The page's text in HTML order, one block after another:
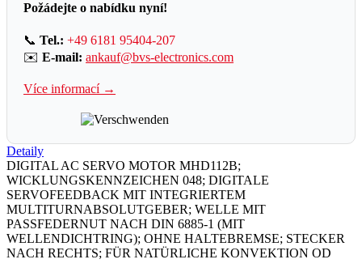
Požádejte o nabídku nyní!
📞 Tel.: +49 6181 95404-207
✉️ E-mail: ankauf@bvs-electronics.com
Více informací →
Detaily
DIGITAL AC SERVO MOTOR MHD112B;
WICKLUNGSKENNZEICHEN 048; DIGITALE
SERVOFEEDBACK MIT INTEGRIERTEM
MULTITURNABSOLUTGEBER; WELLE MIT
PASSFEDERNUT NACH DIN 6885-1 (MIT
WELLENDICHTRING); OHNE HALTEBREMSE; STECKER
NACH RECHTS; FÜR NATÜRLICHE KONVEKTION OD